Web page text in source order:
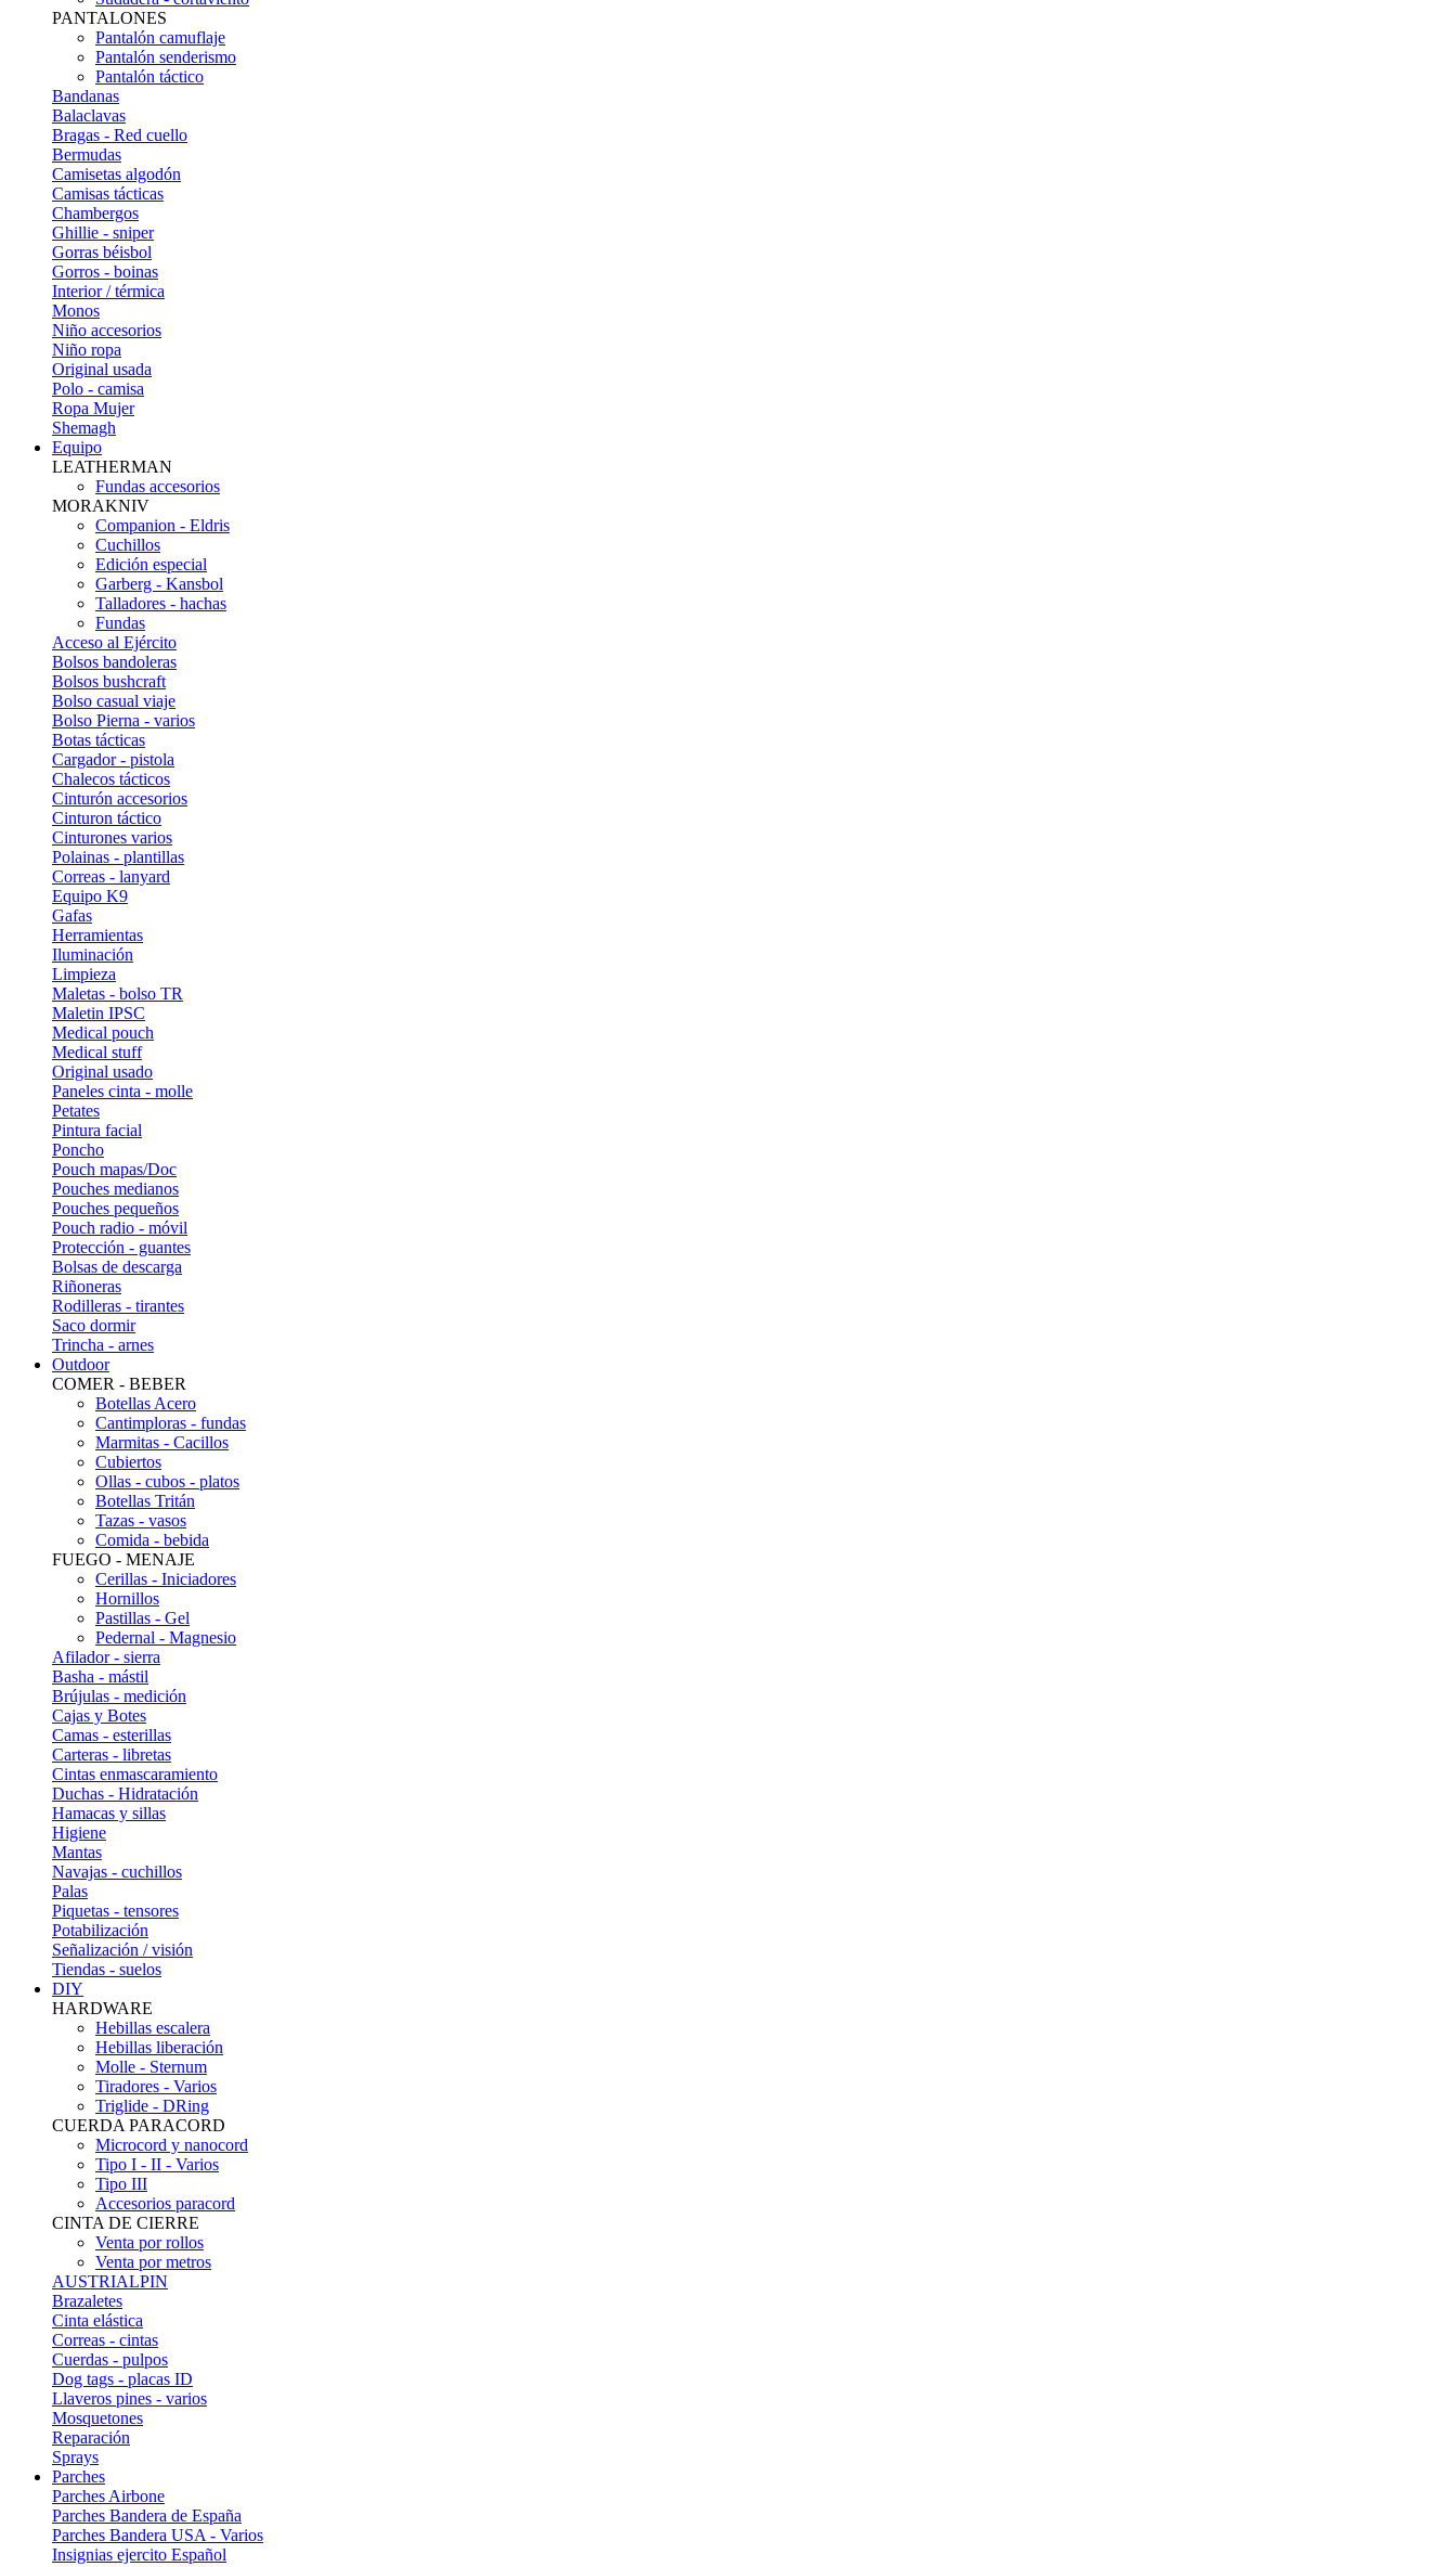
PANTALONES
Pantalón camuflaje
Pantalón senderismo
Pantalón táctico
Bandanas
Balaclavas
Bragas - Red cuello
Bermudas
Camisetas algodón
Camisas tácticas
Chambergos
Ghillie - sniper
Gorras béisbol
Gorros - boinas
Interior / térmica
Monos
Niño accesorios
Niño ropa
Original usada
Polo - camisa
Ropa Mujer
Shemagh
Equipo
LEATHERMAN
Fundas accesorios
MORAKNIV
Companion - Eldris
Cuchillos
Edición especial
Garberg - Kansbol
Talladores - hachas
Fundas
Acceso al Ejército
Bolsos bandoleras
Bolsos bushcraft
Bolso casual viaje
Bolso Pierna - varios
Botas tácticas
Cargador - pistola
Chalecos tácticos
Cinturón accesorios
Cinturon táctico
Cinturones varios
Polainas - plantillas
Correas - lanyard
Equipo K9
Gafas
Herramientas
Iluminación
Limpieza
Maletas - bolso TR
Maletin IPSC
Medical pouch
Medical stuff
Original usado
Paneles cinta - molle
Petates
Pintura facial
Poncho
Pouch mapas/Doc
Pouches medianos
Pouches pequeños
Pouch radio - móvil
Protección - guantes
Bolsas de descarga
Riñoneras
Rodilleras - tirantes
Saco dormir
Trincha - arnes
Outdoor
COMER - BEBER
Botellas Acero
Cantimploras - fundas
Marmitas - Cacillos
Cubiertos
Ollas - cubos - platos
Botellas Tritán
Tazas - vasos
Comida - bebida
FUEGO - MENAJE
Cerillas - Iniciadores
Hornillos
Pastillas - Gel
Pedernal - Magnesio
Afilador - sierra
Basha - mástil
Brújulas - medición
Cajas y Botes
Camas - esterillas
Carteras - libretas
Cintas enmascaramiento
Duchas - Hidratación
Hamacas y sillas
Higiene
Mantas
Navajas - cuchillos
Palas
Piquetas - tensores
Potabilización
Señalización / visión
Tiendas - suelos
DIY
HARDWARE
Hebillas escalera
Hebillas liberación
Molle - Sternum
Tiradores - Varios
Triglide - DRing
CUERDA PARACORD
Microcord y nanocord
Tipo I - II - Varios
Tipo III
Accesorios paracord
CINTA DE CIERRE
Venta por rollos
Venta por metros
AUSTRIALPIN
Brazaletes
Cinta elástica
Correas - cintas
Cuerdas - pulpos
Dog tags - placas ID
Llaveros pines - varios
Mosquetones
Reparación
Sprays
Parches
Parches Airbone
Parches Bandera de España
Parches Bandera USA - Varios
Insignias ejercito Español